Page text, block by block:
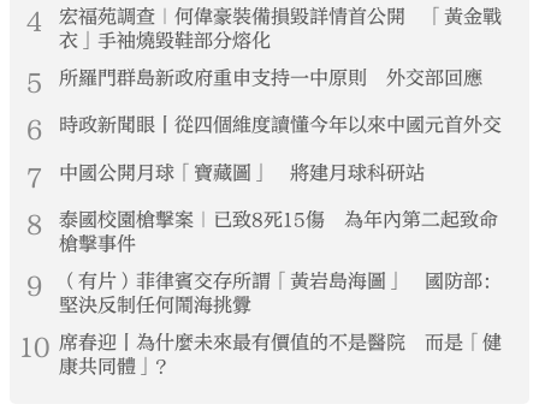
4
宏福苑調查｜何偉豪裝備損毀詳情首公開 「黃金戰
衣」手袖燒毀鞋部分熔化
5 所羅門群島新政府重申支持一中原則 外交部回應
6 時政新聞眼丨從四個維度讀懂今年以來中國元首外交
7 中國公開月球「寶藏圖」 將建月球科研站
8
泰國校園槍擊案｜已致8死15傷 為年內第二起致命
槍擊事件
9
（有片）菲律賓交存所謂「黃岩島海圖」 國防部：
堅決反制任何鬧海挑釁
10 席春迎丨為什麼未來最有價值的不是醫院 而是「健
康共同體」？